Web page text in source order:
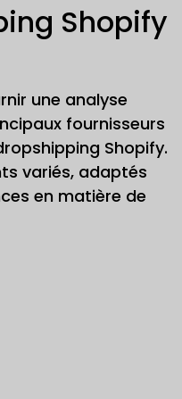
Shopify
une analyse
fournisseurs
Shopify.
variés, adaptés
en matière de